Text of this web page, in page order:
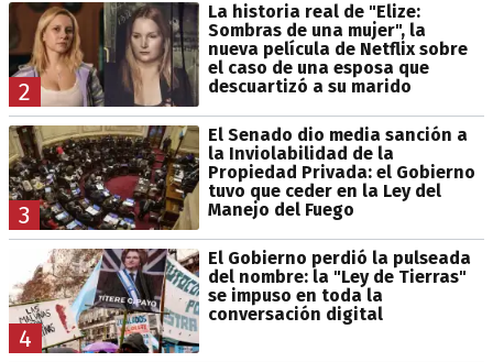
2
La historia real de "Elize:
Sombras de una mujer", la
nueva película de Netflix sobre
el caso de una esposa que
descuartizó a su marido
3
El Senado dio media sanción a
la Inviolabilidad de la
Propiedad Privada: el Gobierno
tuvo que ceder en la Ley del
Manejo del Fuego
4
El Gobierno perdió la pulseada
del nombre: la "Ley de Tierras"
se impuso en toda la
conversación digital